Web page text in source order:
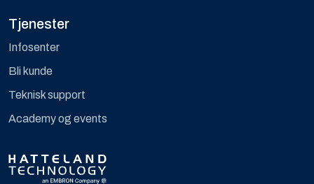
Tjenester
Infosenter
Bli kunde
Teknisk support
Academy og events